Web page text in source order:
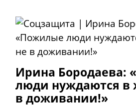
Ирина Бородаева:
люди нуждаются в
в доживании!»